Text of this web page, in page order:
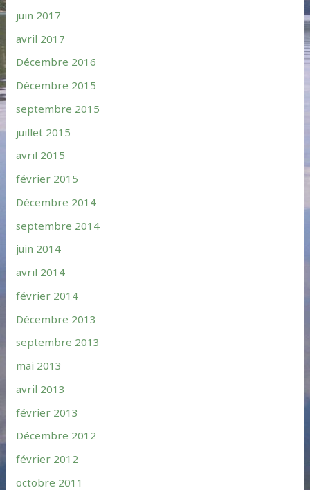
juin 2017
avril 2017
Décembre 2016
Décembre 2015
septembre 2015
juillet 2015
avril 2015
février 2015
Décembre 2014
septembre 2014
juin 2014
avril 2014
février 2014
Décembre 2013
septembre 2013
mai 2013
avril 2013
février 2013
Décembre 2012
février 2012
octobre 2011